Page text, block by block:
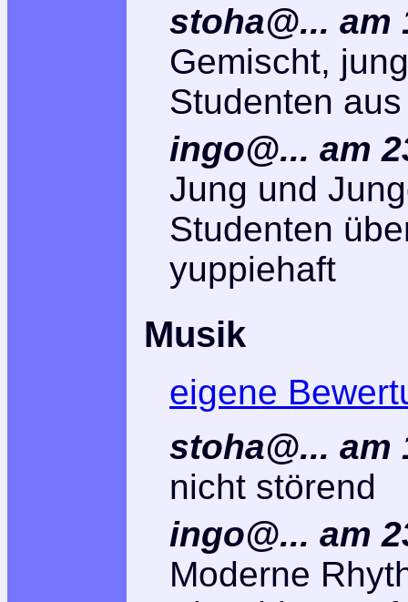
stoha@... am
Gemischt,
Studenten
ingo@... am
Jung und
Studenten
yuppiehaft
Musik
eigene
stoha@... am
nicht störend
ingo@... am
Moderne